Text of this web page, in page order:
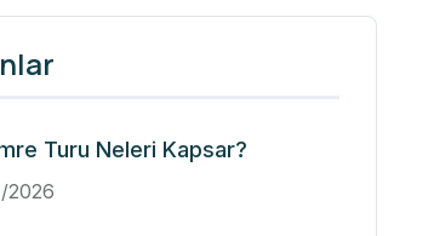
Turu Neleri Kapsar?
2026